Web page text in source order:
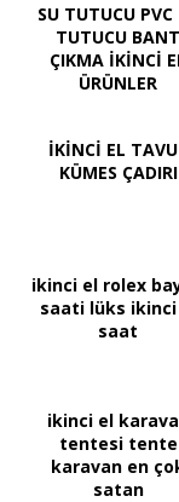
SU TUTUCU PVC
TUTUCU BANT
ÇIKMA İKİNCİ
ÜRÜNLER
İKİNCİ EL
KÜMES ÇADIRI
ikinci el rolex
saati lüks
saat
ikinci el
tentesi tente
karavan en
satan